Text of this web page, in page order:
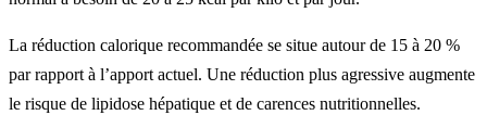
La réduction calorique recommandée se situe autour de 15 à 20 %
par rapport à l’apport actuel. Une réduction plus agressive augmente
le risque de lipidose hépatique et de carences nutritionnelles.